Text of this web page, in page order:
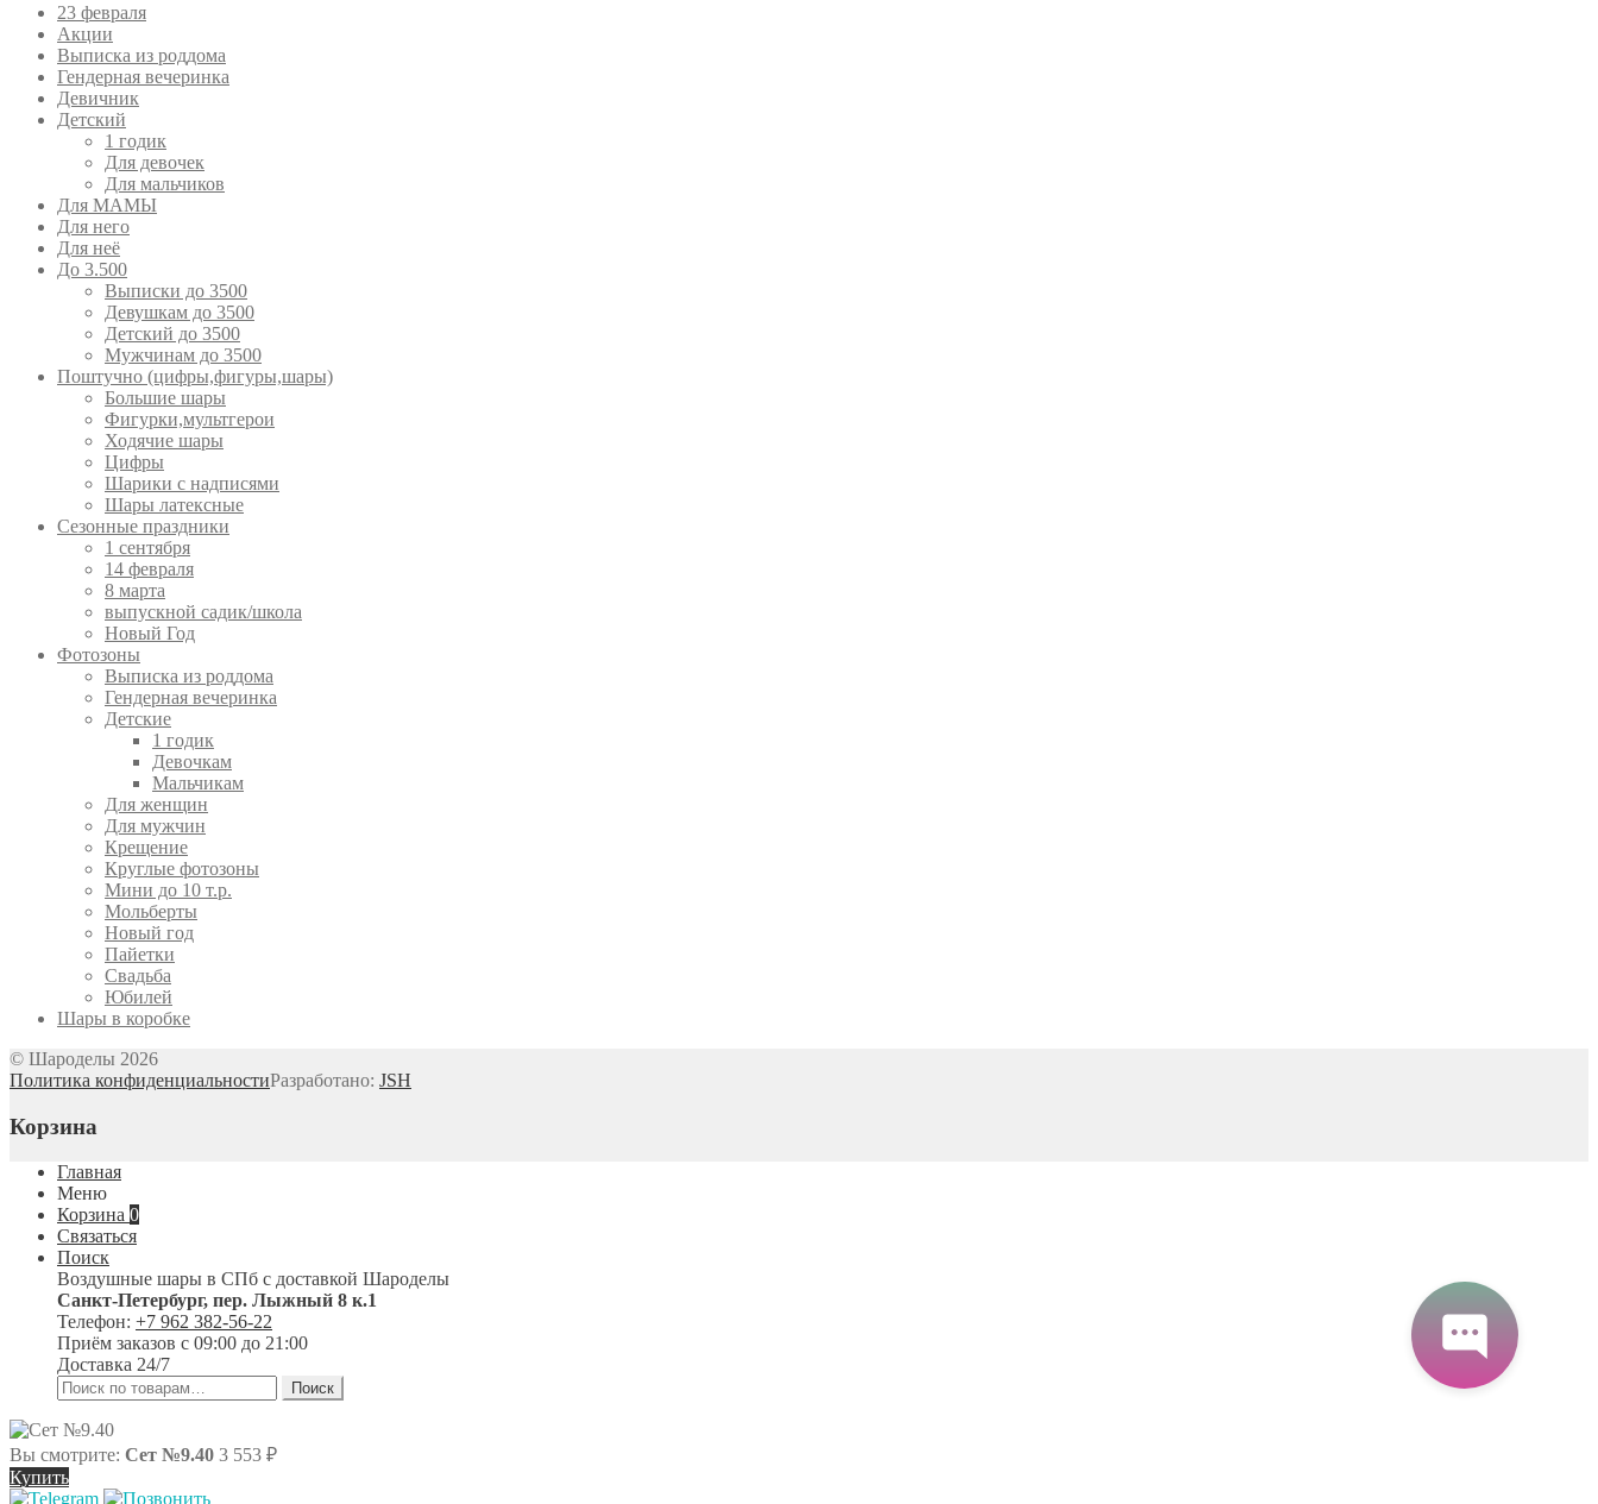
23 февраля
Акции
Выписка из роддома
Гендерная вечеринка
Девичник
Детский
1 годик
Для девочек
Для мальчиков
Для МАМЫ
Для него
Для неё
До 3.500
Выписки до 3500
Девушкам до 3500
Детский до 3500
Мужчинам до 3500
Поштучно (цифры,фигуры,шары)
Большие шары
Фигурки,мультгерои
Ходячие шары
Цифры
Шарики с надписями
Шары латексные
Сезонные праздники
1 сентября
14 февраля
8 марта
выпускной садик/школа
Новый Год
Фотозоны
Выписка из роддома
Гендерная вечеринка
Детские
1 годик
Девочкам
Мальчикам
Для женщин
Для мужчин
Крещение
Круглые фотозоны
Мини до 10 т.р.
Мольберты
Новый год
Пайетки
Свадьба
Юбилей
Шары в коробке
© Шароделы 2026
Политика конфиденциальностиРазработано: JSH
Корзина
Главная
Меню
Корзина 0
Связаться
Поиск
Воздушные шары в СПб с доставкой Шароделы
Санкт-Петербург, пер. Лыжный 8 к.1
Телефон: +7 962 382-56-22
Приём заказов с 09:00 до 21:00
Доставка 24/7
Искать:
Поиск
Вы смотрите: Сет №9.40 3 553 ₽
Купить